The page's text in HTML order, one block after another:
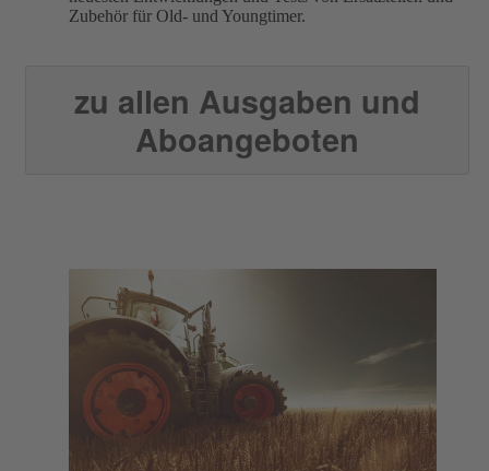
Zubehör für Old- und Youngtimer.
zu allen Ausgaben und
Aboangeboten